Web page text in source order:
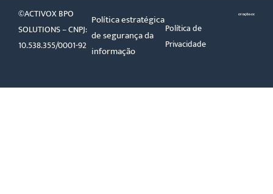
©ACTIVOX BPO
SOLUTIONS – CNPJ:
10.538.355/0001-92
Política estratégica
de segurança da
informação
Política de
Privacidade